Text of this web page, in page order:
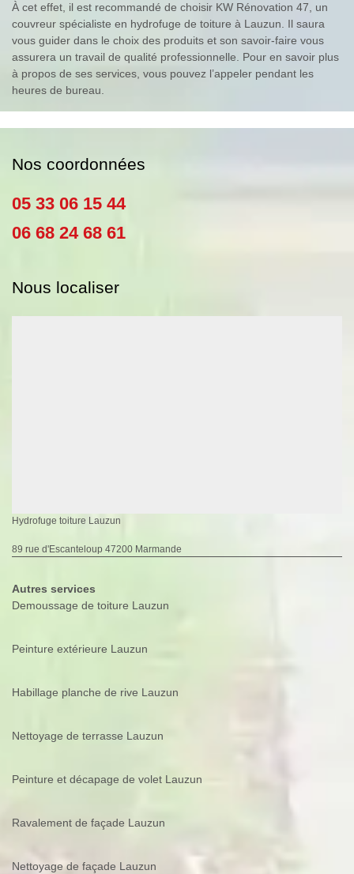
À cet effet, il est recommandé de choisir KW Rénovation 47, un
couvreur spécialiste en hydrofuge de toiture à Lauzun. Il saura
vous guider dans le choix des produits et son savoir-faire vous
assurera un travail de qualité professionnelle. Pour en savoir plus
à propos de ses services, vous pouvez l’appeler pendant les
heures de bureau.
Nos coordonnées
05 33 06 15 44
06 68 24 68 61
Nous localiser
Hydrofuge toiture Lauzun
89 rue d'Escanteloup 47200 Marmande
Autres services
Demoussage de toiture Lauzun
Peinture extérieure Lauzun
Habillage planche de rive Lauzun
Nettoyage de terrasse Lauzun
Peinture et décapage de volet Lauzun
Ravalement de façade Lauzun
Nettoyage de façade Lauzun